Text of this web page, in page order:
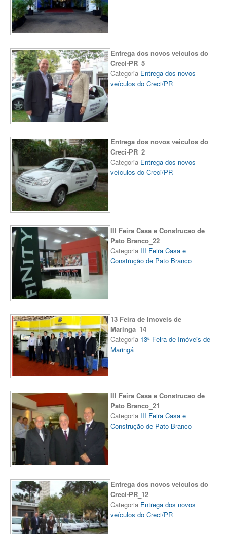
Entrega dos novos veiculos do
Creci-PR_5
Categoria Entrega dos novos
veículos do Creci/PR
Entrega dos novos veiculos do
Creci-PR_2
Categoria Entrega dos novos
veículos do Creci/PR
III Feira Casa e Construcao de
Pato Branco_22
Categoria III Feira Casa e
Construção de Pato Branco
13 Feira de Imoveis de
Maringa_14
Categoria 13ª Feira de Imóveis de
Maringá
III Feira Casa e Construcao de
Pato Branco_21
Categoria III Feira Casa e
Construção de Pato Branco
Entrega dos novos veiculos do
Creci-PR_12
Categoria Entrega dos novos
veículos do Creci/PR